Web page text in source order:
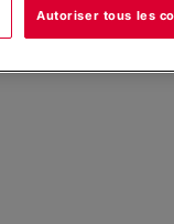
Autoriser tous les